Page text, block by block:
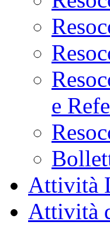
e
Attività
Attività